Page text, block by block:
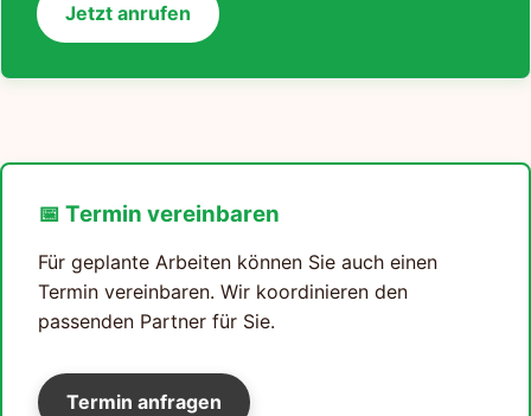
Jetzt anrufen
📅 Termin vereinbaren
Für geplante Arbeiten können Sie auch einen
Termin vereinbaren. Wir koordinieren den
passenden Partner für Sie.
Termin anfragen